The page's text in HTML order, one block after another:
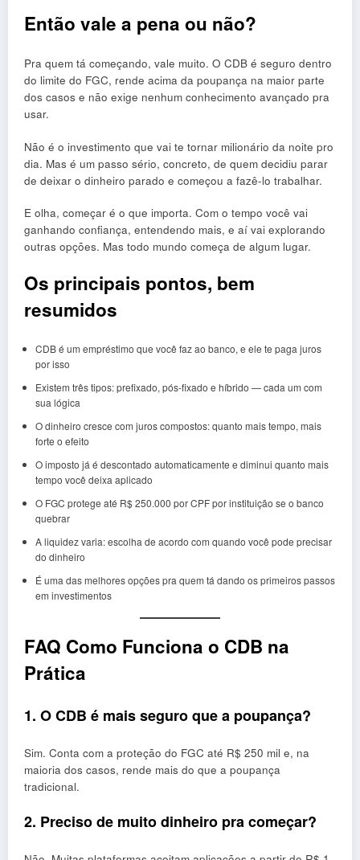
Então vale a pena ou não?
Pra quem tá começando, vale muito. O CDB é seguro dentro
do limite do FGC, rende acima da poupança na maior parte
dos casos e não exige nenhum conhecimento avançado pra
usar.
Não é o investimento que vai te tornar milionário da noite pro
dia. Mas é um passo sério, concreto, de quem decidiu parar
de deixar o dinheiro parado e começou a fazê-lo trabalhar.
E olha, começar é o que importa. Com o tempo você vai
ganhando confiança, entendendo mais, e aí vai explorando
outras opções. Mas todo mundo começa de algum lugar.
Os principais pontos, bem
resumidos
CDB é um empréstimo que você faz ao banco, e ele te paga juros
por isso
Existem três tipos: prefixado, pós-fixado e híbrido — cada um com
sua lógica
O dinheiro cresce com juros compostos: quanto mais tempo, mais
forte o efeito
O imposto já é descontado automaticamente e diminui quanto mais
tempo você deixa aplicado
O FGC protege até R$ 250.000 por CPF por instituição se o banco
quebrar
A liquidez varia: escolha de acordo com quando você pode precisar
do dinheiro
É uma das melhores opções pra quem tá dando os primeiros passos
em investimentos
FAQ Como Funciona o CDB na
Prática
1. O CDB é mais seguro que a poupança?
Sim. Conta com a proteção do FGC até R$ 250 mil e, na
maioria dos casos, rende mais do que a poupança
tradicional.
2. Preciso de muito dinheiro pra começar?